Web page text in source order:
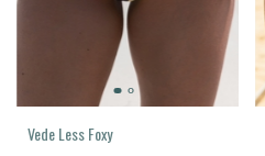
Vede Less Foxy